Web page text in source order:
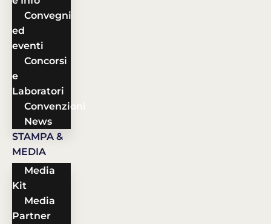
Convegni
ed
eventi
Concorsi
e
Laboratori
Convenzioni
News
STAMPA &
MEDIA
Media
Kit
Media
Partner